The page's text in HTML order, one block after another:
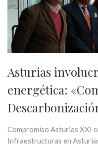
Asturias
energética:
Compromiso Asturias XXI
Infraestructuras en